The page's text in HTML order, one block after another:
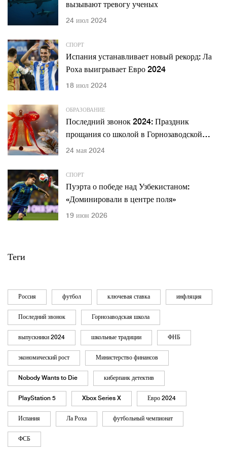
вызывают тревогу ученых
24 июл 2024
СПОРТ
Испания устанавливает новый рекорд: Ла
Роха выигрывает Евро 2024
18 июл 2024
ОБРАЗОВАНИЕ
Последний звонок 2024: Праздник
прощания со школой в Горнозаводской
школе
24 мая 2024
СПОРТ
Пуэрта о победе над Узбекистаном:
«Доминировали в центре поля»
19 июн 2026
Теги
Россия футбол ключевая ставка инфляция
Последний звонок Горнозаводская школа
выпускники 2024 школьные традиции ФНБ
экономический рост Министерство финансов
Nobody Wants to Die киберпанк детектив
PlayStation 5 Xbox Series X Евро 2024
Испания Ла Роха футбольный чемпионат
ФСБ